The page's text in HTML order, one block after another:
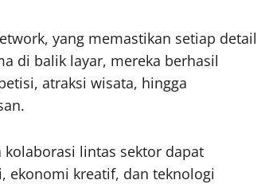
yang memastikan setiap detail
di balik layar, mereka berhasil
atraksi wisata, hingga
kolaborasi lintas sektor dapat
ekonomi kreatif, dan teknologi